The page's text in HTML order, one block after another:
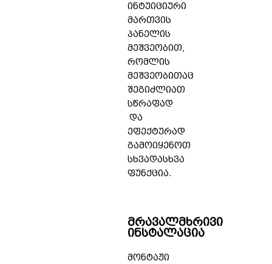
ინტუიციური
მართვის
პანელის
მეშვეობით,
რომლის
მეშვეობითაც
შეგიძლიათ
სწრაფად
და
ეფექტურად
გამოიყენოთ
სხვადასხვა
ფუნქცია.
მრავალმხრივი
ინსტალაცია
მონტაჟი